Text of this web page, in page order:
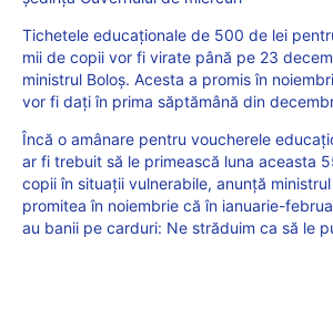
Tichetele educaționale de 500 de lei
mii de copii vor fi virate până pe 23
ministrul Boloș. Acesta a promis în
vor fi dați în prima săptămână din
Încă o amânare pentru voucherele
ar fi trebuit să le primească luna aceasta
copii în situații vulnerabile, anunță
promitea în noiembrie că în ianuarie-
au banii pe carduri: Ne străduim ca să le